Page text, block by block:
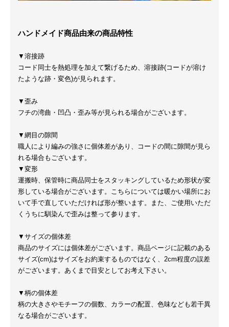
ハンドメイド商品由来の商品特性
▼溶接跡
コード同士を熱処理を加えて繋げるため、溶接跡(コードが溶け
たような跡・変色)が見られます。
▼歪み
フチの湾曲・凹凸・歪み等が見られる場合がございます。
▼網目の隙間
職人により編みの強さに個体差があり、コードの間に隙間が見ら
れる場合もございます。
▼変形
運搬時、保管時に商品同士をスタッキングしているため形状が変
形している場合がございます。こちらについては暖かい場所にお
いて手で直していただければ形が整います。また、ご使用いただ
くうちに馴染んで歪みは整って参ります。
▼サイズの個体差
商品のサイズには個体差がございます。商品ページに記載のある
サイズ(cm)はサイズをお約束するものではなく、2cm程度の誤差
がございます。あくまで目安としてお考え下さい。
▼柄の個体差
柄の大きさやモチーフの個数、カラーの配置、色味なども若干異
なる場合がございます。